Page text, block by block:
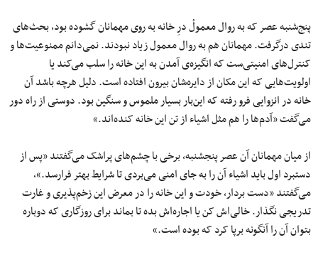
پنج‌شنبه عصر که به روال معمولْ درِ خانه به روی مهمانان گشوده بود، بحث‌های
تندی درگرفت. مهمانان هم به روال معمول زیاد نبودند. نمی‌دانم ممنوعیت‌ها و
کنترل‌های امنیتی‌ست که انگیزه‌ی آمدن به این خانه را سلب می‌کند یا
اولویت‌هایی که این مکان از دایره‌شان بیرون افتاده است. دلیل هرچه باشد آن
خانه در انزوایی فرو رفته که این‌بار بسیار ملموس و سنگین بود. دوستی از راه دور
می‌گفت «آدم‌ها را هم مثل اشیاء از تن این خانه کنده‌اند.»
از میان مهمانان آن عصر پنجشنبه، برخی با چشم‌های پراشک می‌گفتند «پس از
دستبرد اول باید اشیاء آن را به جای امنی می‌بردی تا شرایط بهتر فرارسد.»،
می‌گفتند «دست بردار، خودت و این خانه را در معرض این زخم‌پذیری و غارت
تدریجی نگذار. خالی‌اش کن یا اجاره‌اش بده تا بماند برای روزگاری که دوباره
بتوان آن را آنگونه برپا کرد که بوده است.»